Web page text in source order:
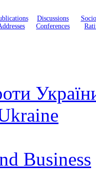
Discussions
Conferences
Business